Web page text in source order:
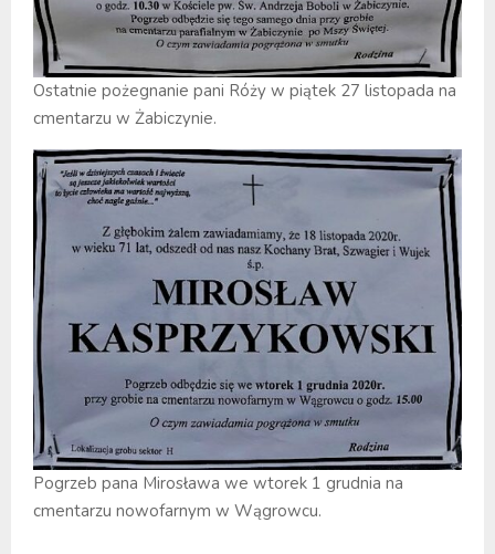
Ostatnie pożegnanie pani Róży w piątek 27 listopada na
cmentarzu w Żabiczynie.
Pogrzeb pana Mirosława we wtorek 1 grudnia na
cmentarzu nowofarnym w Wągrowcu.